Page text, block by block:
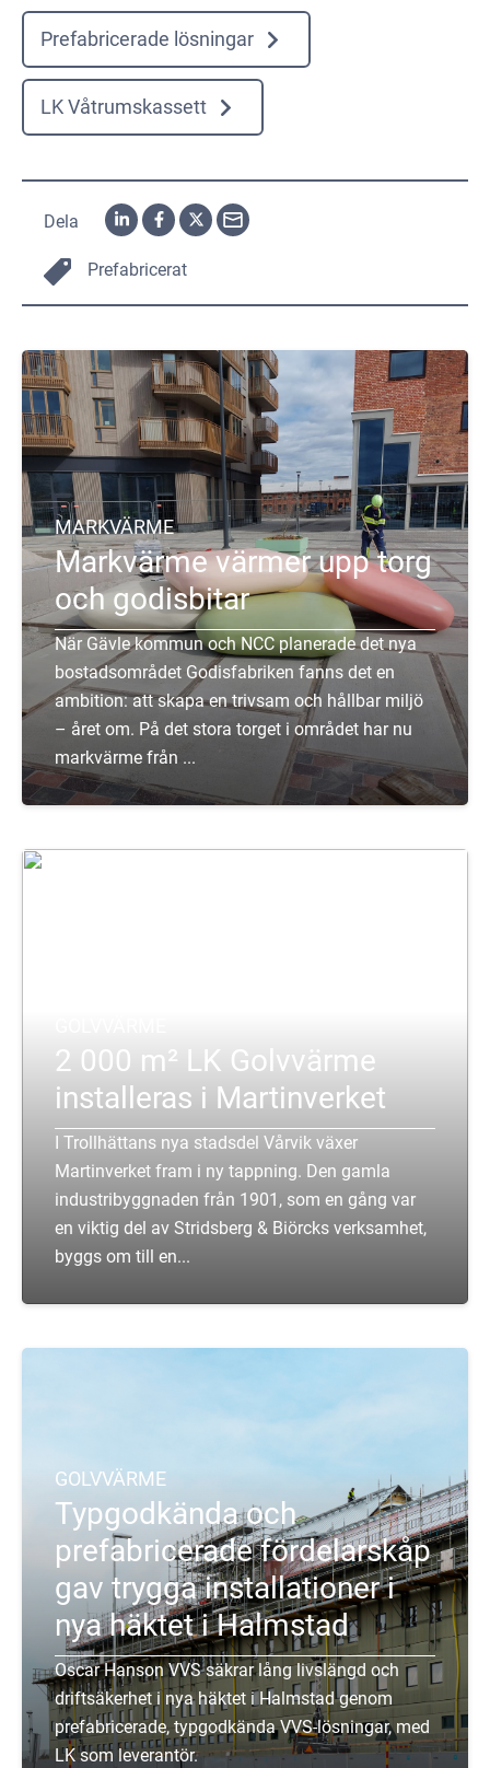
Prefabricerade lösningar
LK Våtrumskassett
Dela
Prefabricerat
MARKVÄRME
Markvärme värmer upp torg
och godisbitar
När Gävle kommun och NCC planerade det nya
bostadsområdet Godisfabriken fanns det en
ambition: att skapa en trivsam och hållbar miljö
– året om. På det stora torget i området har nu
markvärme från ...
2 000 m² LK Golvvärme
installeras i Martinverket
I Trollhättans nya stadsdel Vårvik växer
Martinverket fram i ny tappning. Den gamla
industribyggnaden från 1901, som en gång var
en viktig del av Stridsberg & Biörcks verksamhet,
byggs om till en...
GOLVVÄRME
Typgodkända och
prefabricerade fördelarskåp
gav trygga installationer i
nya häktet i Halmstad
Oscar Hanson VVS säkrar lång livslängd och
driftsäkerhet i nya häktet i Halmstad genom
prefabricerade, typgodkända VVS-lösningar, med
LK som leverantör.